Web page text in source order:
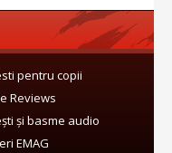
pentru copii
Reviews
și basme audio
EMAG